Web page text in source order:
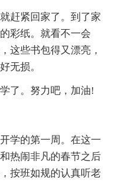
赶紧回家了。到了家
彩纸。就看不一会
这些书包得又漂亮，
无损。
了。努力吧，加油!
学的第一周。在这一
热闹非凡的春节之后
按班如规的认真听老